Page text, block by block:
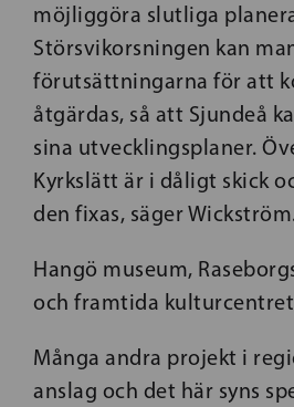
möjliggöra slutliga
Störsvikorsningen kan
förutsättningarna för att
åtgärdas, så att Sjundeå
sina utvecklingsplaner.
Kyrkslätt är i dåligt skick
den fixas, säger
Hangö museum,
och framtida
Många andra projekt i
anslag och det här syns